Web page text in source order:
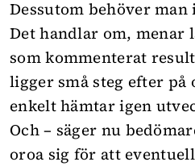
Dessutom behöver
Det handlar om, menar
som kommenterat
ligger små steg efter på
enkelt hämtar igen
Och – säger nu
oroa sig för att